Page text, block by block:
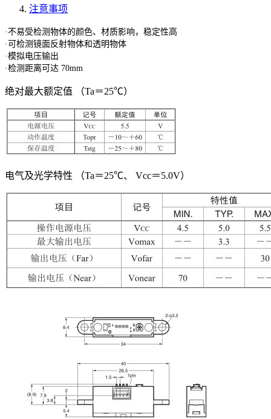
注意事项
·不易受检测物体的颜色、材质影响，稳定性高
·可检测镜面反射物体和透明物体
·模拟电压输出
·检测距离可达 70mm
绝对最大额定值 （Ta＝25℃）
电气及光学特性 （Ta＝25℃、 Vcc＝5.0V）